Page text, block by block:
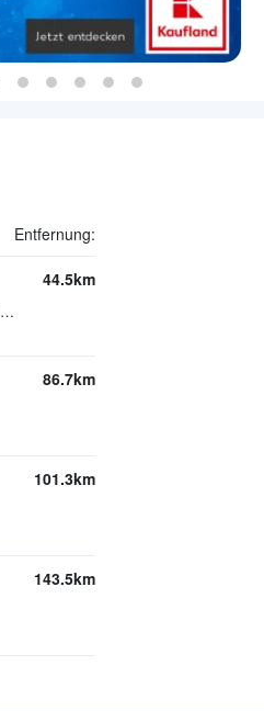
Entfernung:
Auf der Grefenfurth 5, Am Königsforst
44.5km
86.7km
101.3km
143.5km